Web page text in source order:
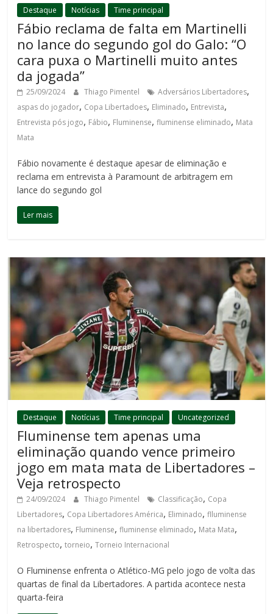
Destaque Notícias Time principal
Fábio reclama de falta em Martinelli
no lance do segundo gol do Galo: “O
cara puxa o Martinelli muito antes
da jogada”
25/09/2024 Thiago Pimentel Adversários Libertadores,
aspas do jogador, Copa Libertadoes, Eliminado, Entrevista,
Entrevista pós jogo, Fábio, Fluminense,fluminense eliminado, Mata
Mata
Fábio novamente é destaque apesar de eliminação e
reclama em entrevista à Paramount de arbitragem em
lance do segundo gol
Ler mais
Destaque Notícias Time principal Uncategorized
Fluminense tem apenas uma
eliminação quando vence primeiro
jogo em mata mata de Libertadores –
Veja retrospecto
24/09/2024 Thiago Pimentel Classificação, Copa
Libertadores, Copa Libertadores América, Eliminado,flluminense
na libertadores, Fluminense,fluminense eliminado, Mata Mata,
Retrospecto,torneio,Torneio Internacional
O Fluminense enfrenta o Atlético-MG pelo jogo de volta das
quartas de final da Libertadores. A partida acontece nesta
quarta-feira